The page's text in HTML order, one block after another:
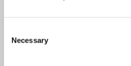
Selection
Necessary